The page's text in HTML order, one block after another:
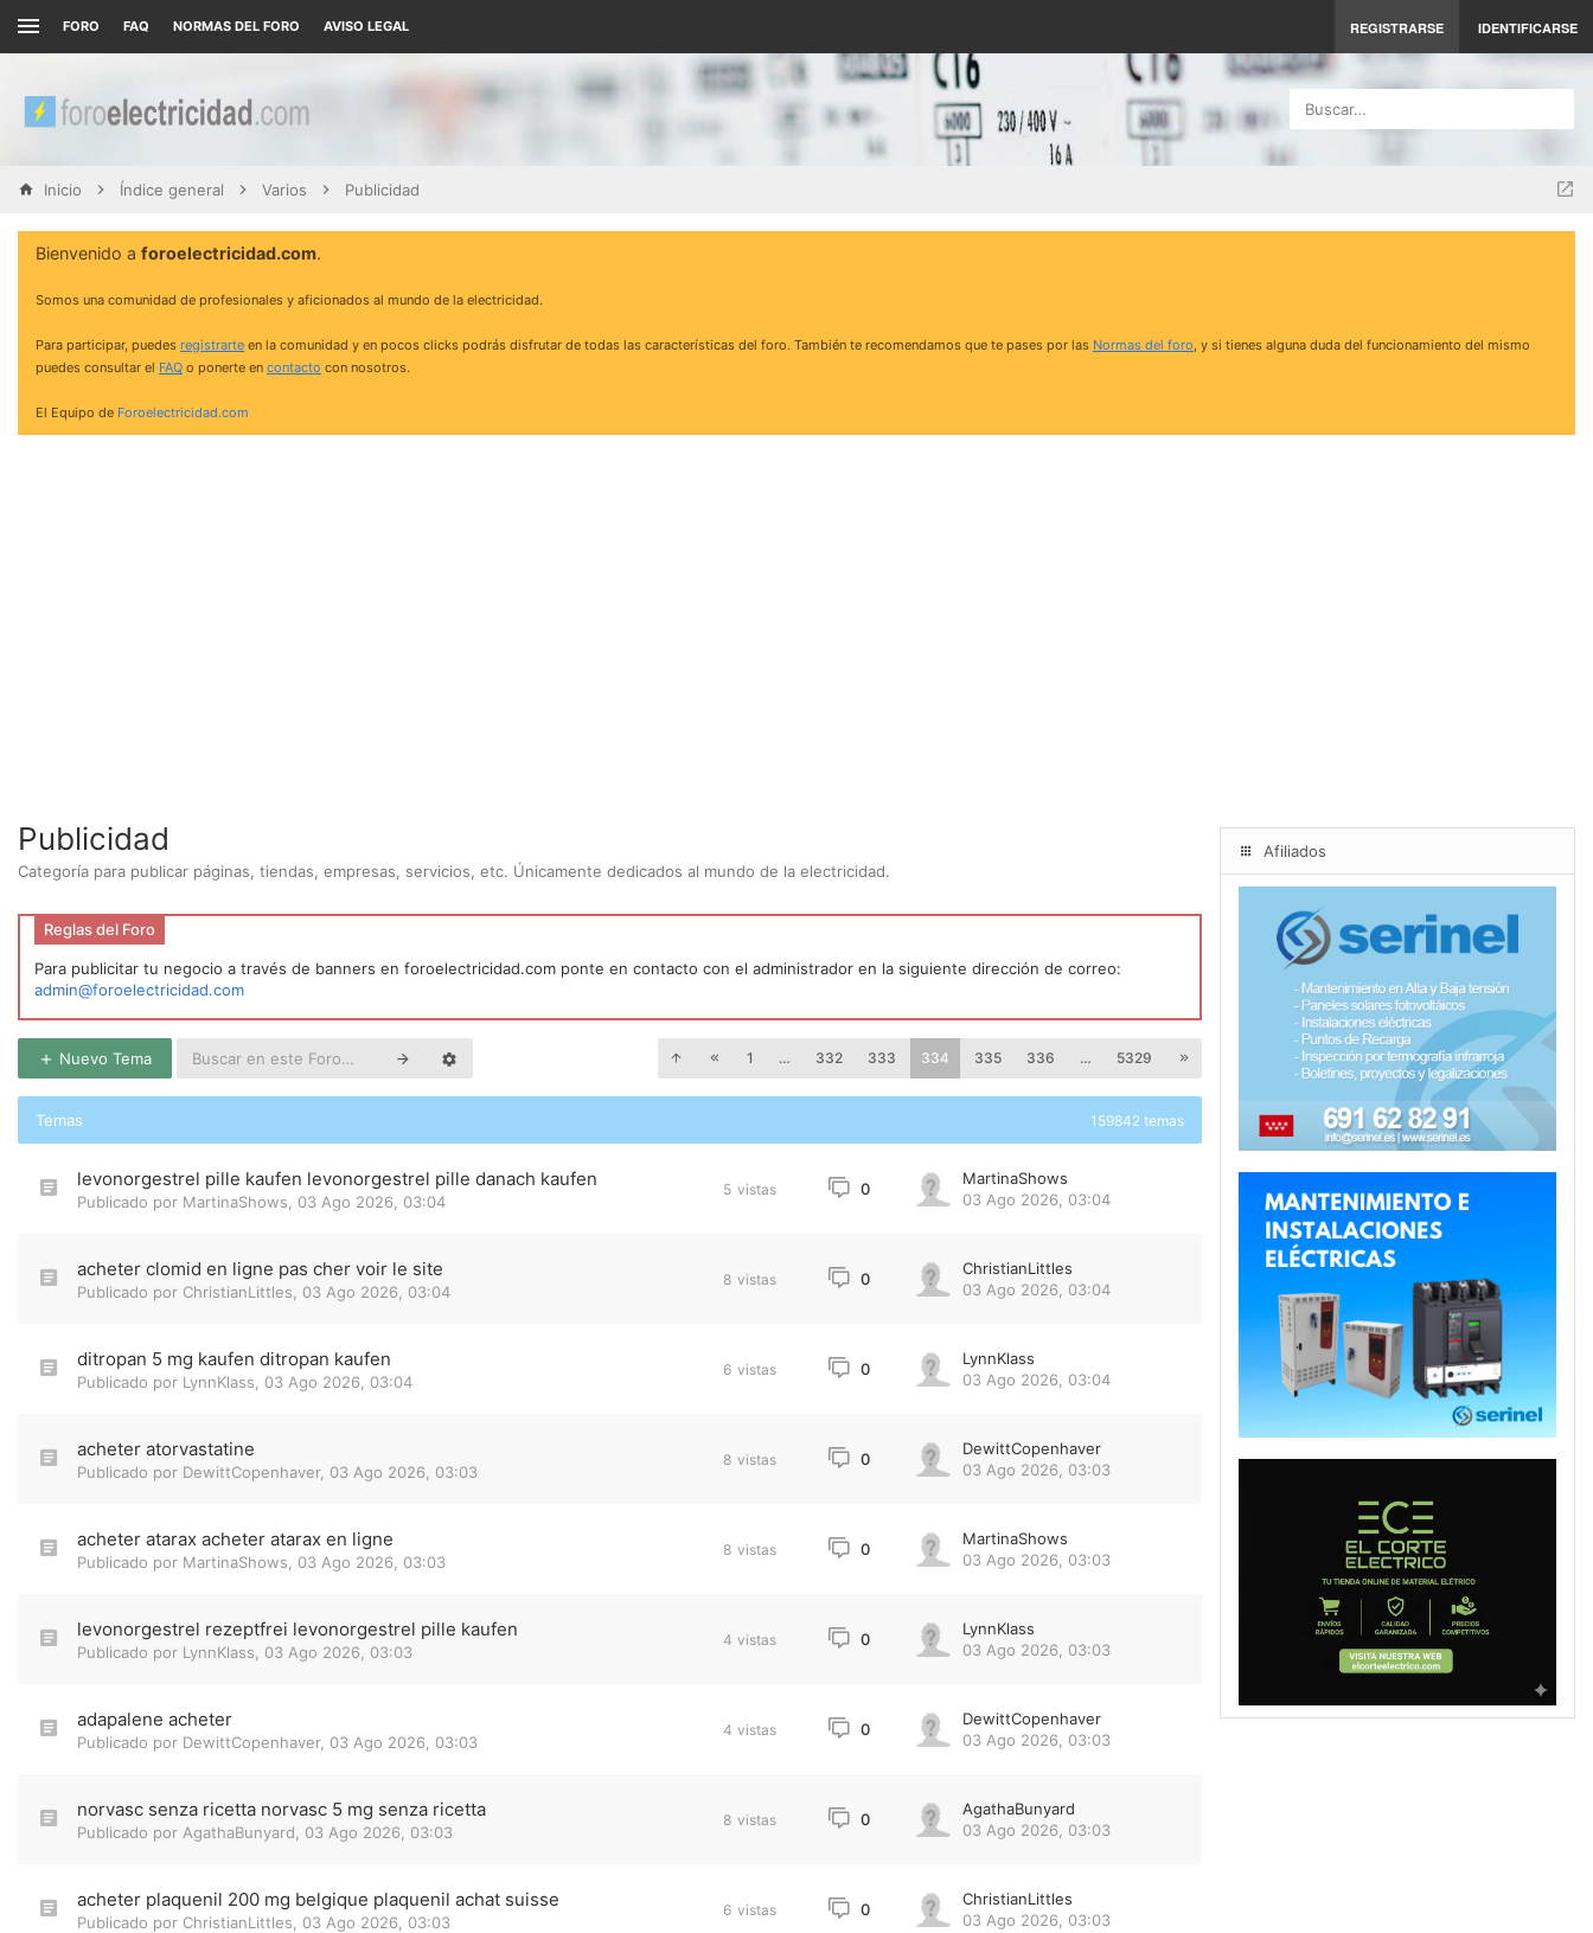
FORO FAQ NORMAS DEL FORO AVISO LEGAL REGISTRARSE IDENTIFICARSE
Buscar…
Inicio Índice general Varios Publicidad
Bienvenido a foroelectricidad.com.
Somos una comunidad de profesionales y aficionados al mundo de la electricidad.
Para participar, puedes registrarte en la comunidad y en pocos clicks podrás disfrutar de todas las características del foro. También te recomendamos que te pases por las Normas del foro, y si tienes alguna duda del funcionamiento del mismo
puedes consultar el FAQ o ponerte en contacto con nosotros.
El Equipo de Foroelectricidad.com
Publicidad
Categoría para publicar páginas, tiendas, empresas, servicios, etc. Únicamente dedicados al mundo de la electricidad.
Reglas del Foro
Para publicitar tu negocio a través de banners en foroelectricidad.com ponte en contacto con el administrador en la siguiente dirección de correo:
admin@foroelectricidad.com
Nuevo Tema 1 … 332 333 334 335 336 … 5329
Temas 159842 temas
levonorgestrel pille kaufen levonorgestrel pille danach kaufen
Publicado por MartinaShows 03 Ago 2026, 03:04
5 vistas 0
MartinaShows
03 Ago 2026, 03:04
acheter clomid en ligne pas cher voir le site
Publicado por ChristianLittles 03 Ago 2026, 03:04
8 vistas 0
ChristianLittles
03 Ago 2026, 03:04
ditropan 5 mg kaufen ditropan kaufen
Publicado por LynnKlass 03 Ago 2026, 03:04
6 vistas 0
LynnKlass
03 Ago 2026, 03:04
acheter atorvastatine
Publicado por DewittCopenhaver, 03 Ago 2026, 03:03
8 vistas 0
DewittCopenhaver
03 Ago 2026, 03:03
acheter atarax acheter atarax en ligne
Publicado por MartinaShows 03 Ago 2026, 03:03
8 vistas 0
MartinaShows
03 Ago 2026, 03:03
levonorgestrel rezeptfrei levonorgestrel pille kaufen
Publicado por LynnKlass 03 Ago 2026, 03:03
4 vistas 0
LynnKlass
03 Ago 2026, 03:03
adapalene acheter
Publicado por DewittCopenhaver, 03 Ago 2026, 03:03
4 vistas 0
DewittCopenhaver
03 Ago 2026, 03:03
norvasc senza ricetta norvasc 5 mg senza ricetta
Publicado por AgathaBunyard 03 Ago 2026, 03:03
8 vistas 0
AgathaBunyard
03 Ago 2026, 03:03
acheter plaquenil 200 mg belgique plaquenil achat suisse
Publicado por ChristianLittles 03 Ago 2026, 03:03
6 vistas 0
ChristianLittles
03 Ago 2026, 03:03
Afiliados